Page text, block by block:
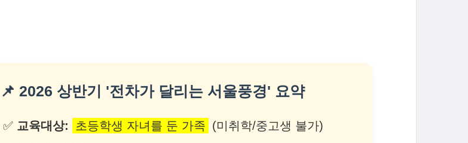
📌 2026 상반기 '전차가 달리는 서울풍경' 요약
✅ 교육대상: 초등학생 자녀를 둔 가족 (미취학/중고생 불가)